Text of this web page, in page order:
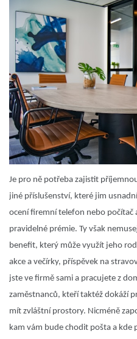
Je pro ně potřeba zajistit
jiné příslušenství, které jim
ocení firemní telefon nebo počítač
pravidelné prémie. Ty však
benefit, který může využít jeho
akce a večírky, příspěvek na
jste ve firmě sami a pracujete z
zaměstnanců, kteří taktéž dokáží
mít zvláštní prostory. Nicméně
kam vám bude chodit pošta a kde